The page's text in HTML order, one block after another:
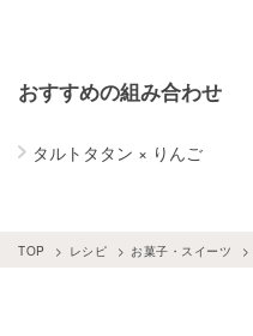
おすすめの組み合わせ
タルトタタン × りんご
TOP レシピ お菓子・スイーツ